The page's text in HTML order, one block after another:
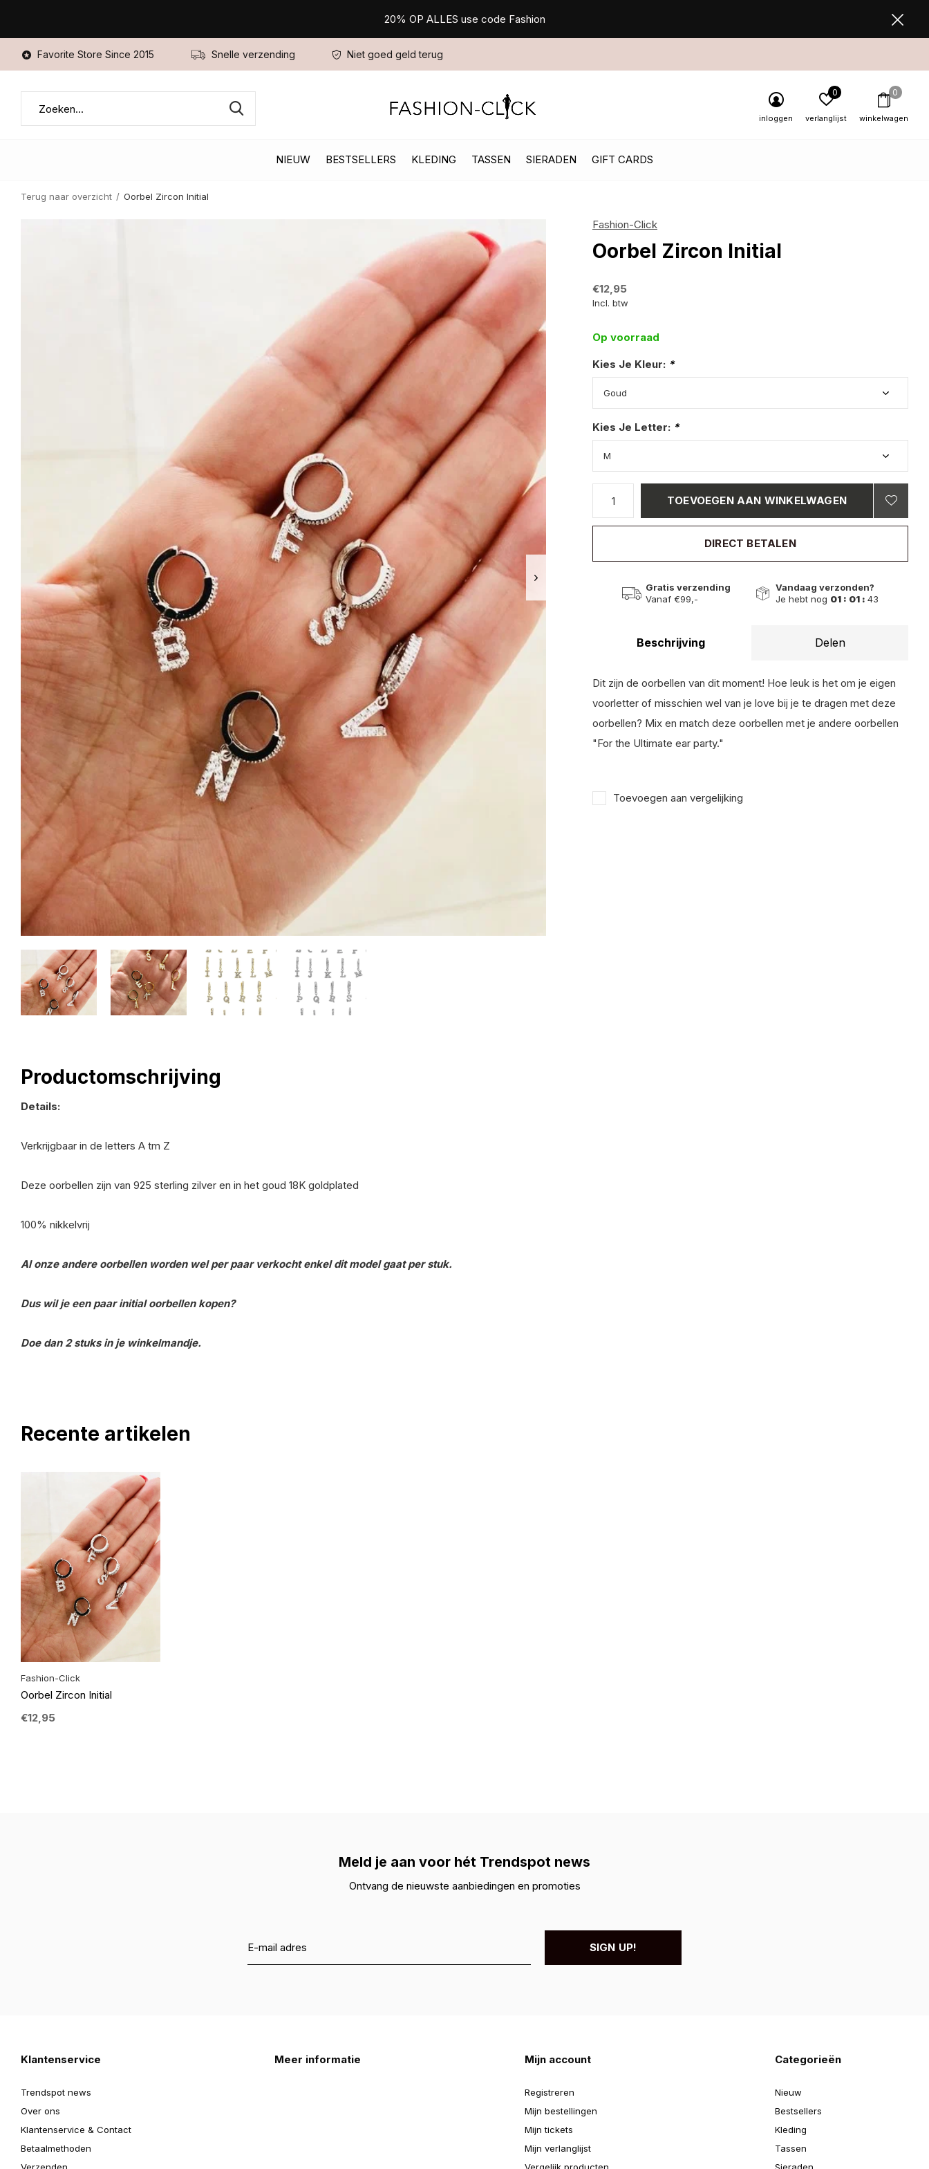
NIEUW BESTSELLERS KLEDING TASSEN SIERADEN GIFT CARDS
inloggen verlanglijst
0
winkelwagen
0
Favorite Store Since 2015 Snelle verzending Niet goed geld terug
20% OP ALLES use code Fashion
Terug naar overzicht Oorbel Zircon Initial
Fashion-Click
Oorbel Zircon Initial
€12,95
Incl. btw
Op voorraad
Kies Je Kleur: *
Kies Je Letter: *
TOEVOEGEN AAN WINKELWAGEN
DIRECT BETALEN
Gratis verzending
Vanaf €99,-
Vandaag verzonden?
Je hebt nog 01 : 01 : 42
Beschrijving Delen
Dit zijn de oorbellen van dit moment! Hoe leuk is het om je eigen
voorletter of misschien wel van je love bij je te dragen met deze
oorbellen? Mix en match deze oorbellen met je andere oorbellen
"For the Ultimate ear party."
Toevoegen aan vergelijking
Productomschrijving
Details:
Verkrijgbaar in de letters A tm Z
Deze oorbellen zijn van 925 sterling zilver en in het goud 18K goldplated
100% nikkelvrij
Al onze andere oorbellen worden wel per paar verkocht enkel dit model gaat per stuk.
Dus wil je een paar initial oorbellen kopen?
Doe dan 2 stuks in je winkelmandje.
Recente artikelen
Fashion-Click
Oorbel Zircon Initial
€12,95
Meld je aan voor hét Trendspot news
Ontvang de nieuwste aanbiedingen en promoties
SIGN UP!
Klantenservice
Trendspot news
Over ons
Klantenservice & Contact
Betaalmethoden
Verzenden
Meer informatie Mijn account
Registreren
Mijn bestellingen
Mijn tickets
Mijn verlanglijst
Vergelijk producten
Categorieën
Nieuw
Bestsellers
Kleding
Tassen
Sieraden